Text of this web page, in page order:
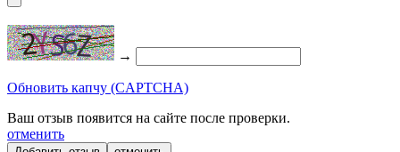
→
Обновить капчу (CAPTCHA)
Ваш отзыв появится на сайте после проверки.
отменить